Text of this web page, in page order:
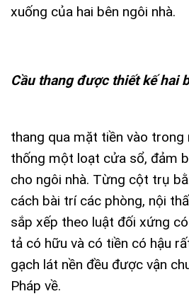
xuống của hai bên ngôi nhà.
Cầu thang được thiết kế hai
thang qua mặt tiền vào trong
thống một loạt cửa sổ, đảm
cho ngôi nhà. Từng cột trụ
cách bài trí các phòng, nội
sắp xếp theo luật đối xứng
tả có hữu và có tiền có hậu
gạch lát nền đều được vận
Pháp về.